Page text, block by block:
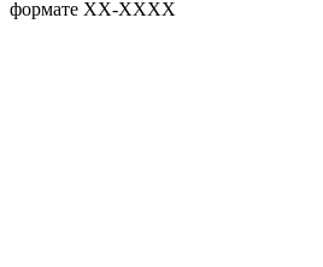
формате ХХ-ХХХХ